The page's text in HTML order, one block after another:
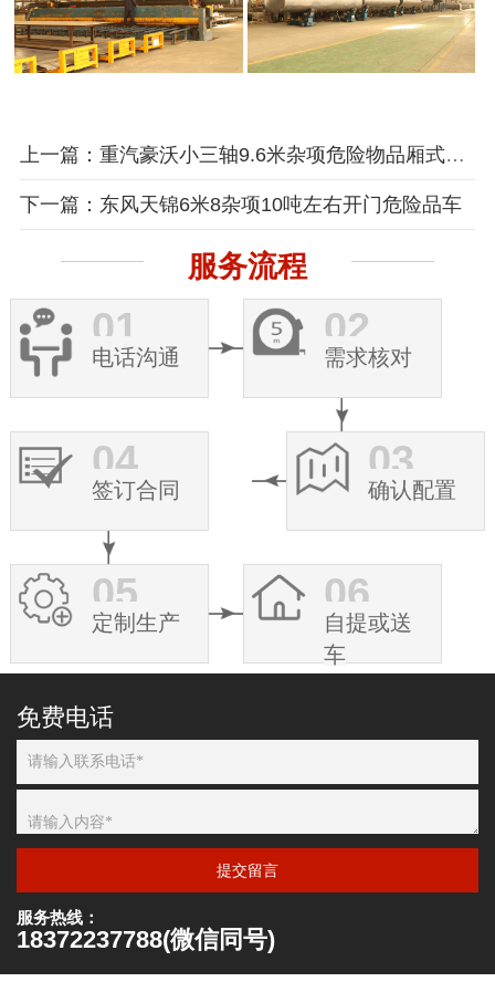
上一篇：重汽豪沃小三轴9.6米杂项危险物品厢式运输车
下一篇：东风天锦6米8杂项10吨左右开门危险品车
服务流程
01
电话沟通
02
需求核对
03
确认配置
04
签订合同
05
定制生产
06
自提或送
车
免费电话
提交留言
服务热线：
18372237788(微信同号)